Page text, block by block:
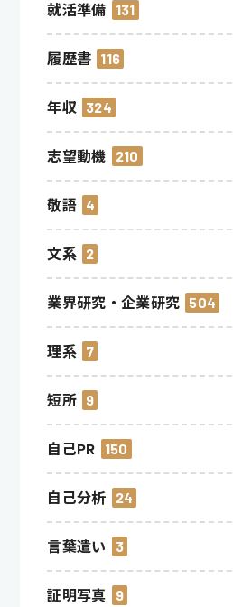
就活準備 131
履歴書 116
年収 324
志望動機 210
敬語 4
文系 2
業界研究・企業研究 504
理系 7
短所 9
自己PR 150
自己分析 24
言葉遣い 3
証明写真 9